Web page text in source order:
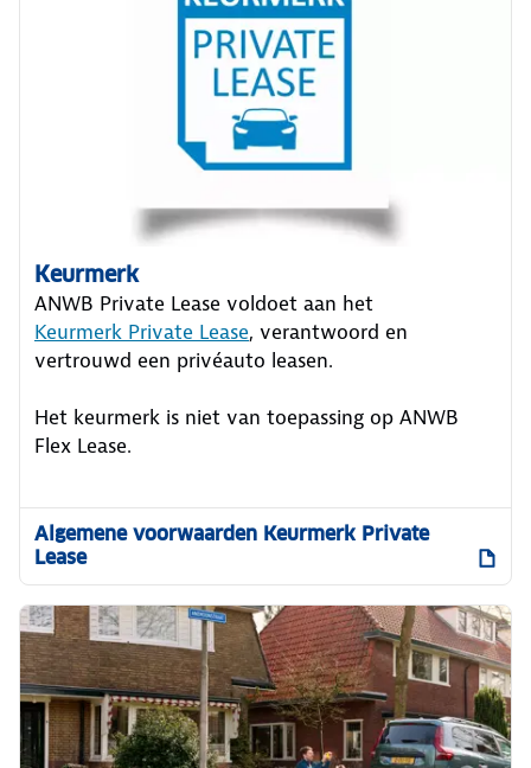
Keurmerk
ANWB Private Lease voldoet aan het
Keurmerk Private Lease, verantwoord en
vertrouwd een privéauto leasen.
Het keurmerk is niet van toepassing op ANWB
Flex Lease.
Algemene voorwaarden Keurmerk Private
Lease